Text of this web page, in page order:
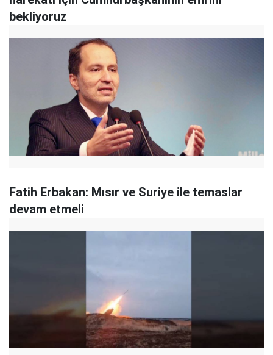
bekliyoruz
Fatih Erbakan: Mısır ve Suriye ile temaslar
devam etmeli